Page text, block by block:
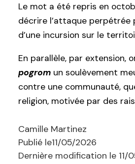
Le mot a été repris en
décrire l’attaque perpétrée
d’une incursion sur le
En parallèle, par extension,
pogrom un soulèvement
contre une communauté,
religion, motivée par des
Camille Martinez
Publié le11/05/2026
Dernière modification le 11/